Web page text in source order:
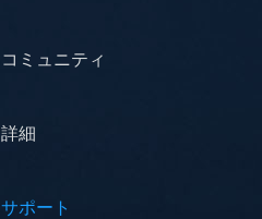
コミュニティ
詳細
サポート